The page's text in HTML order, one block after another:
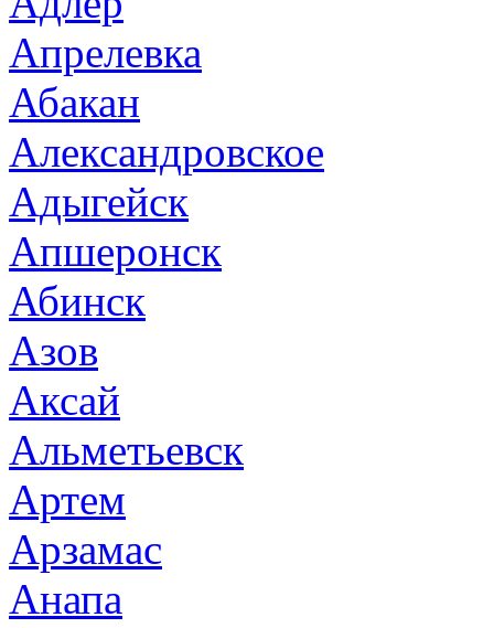
Апрелевка
Абакан
Александровское
Адыгейск
Апшеронск
Абинск
Азов
Аксай
Альметьевск
Артем
Арзамас
Анапа